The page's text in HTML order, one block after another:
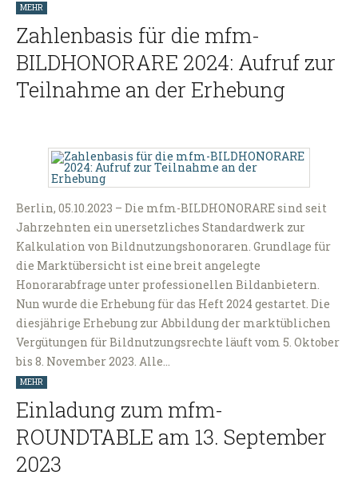
MEHR
Zahlenbasis für die mfm-
BILDHONORARE 2024: Aufruf zur
Teilnahme an der Erhebung
Berlin, 05.10.2023 – Die mfm-BILDHONORARE sind seit
Jahrzehnten ein unersetzliches Standardwerk zur
Kalkulation von Bildnutzungshonoraren. Grundlage für
die Marktübersicht ist eine breit angelegte
Honorarabfrage unter professionellen Bildanbietern.
Nun wurde die Erhebung für das Heft 2024 gestartet. Die
diesjährige Erhebung zur Abbildung der marktüblichen
Vergütungen für Bildnutzungsrechte läuft vom 5. Oktober
bis 8. November 2023. Alle…
MEHR
Einladung zum mfm-
ROUNDTABLE am 13. September
2023